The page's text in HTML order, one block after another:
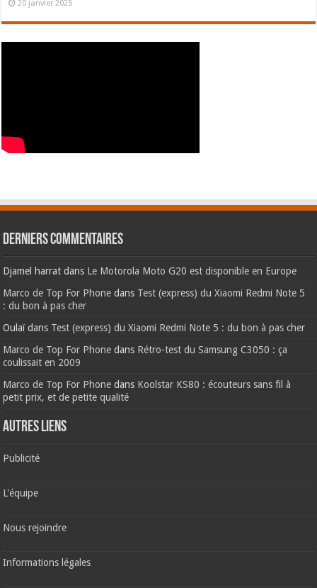
20 janvier 2025
Derniers commentaires
Djamel harrat dans Le Motorola Moto G20 est disponible en Europe
Marco de Top For Phone dans Test (express) du Xiaomi Redmi Note 5
: du bon à pas cher
Oulaïdans Test (express) du Xiaomi Redmi Note 5 : du bon à pas cher
Marco de Top For Phone dans Rétro-test du Samsung C3050 : ça
coulissait en 2009
Marco de Top For Phone dans Koolstar KS80 : écouteurs sans fil à
petit prix, et de petite qualité
AUTRES LIENS
Publicité
L'équipe
Nous rejoindre
Informations légales